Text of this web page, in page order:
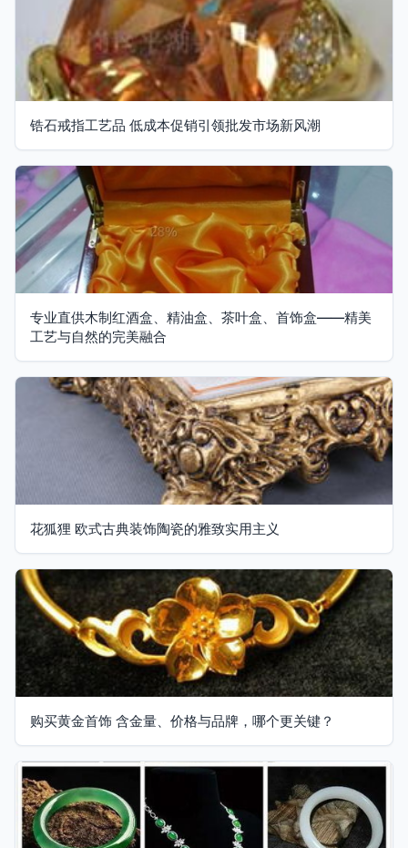
锆石戒指工艺品 低成本促销引领批发市场新风潮
专业直供木制红酒盒、精油盒、茶叶盒、首饰盒——精美
工艺与自然的完美融合
花狐狸 欧式古典装饰陶瓷的雅致实用主义
购买黄金首饰 含金量、价格与品牌，哪个更关键？